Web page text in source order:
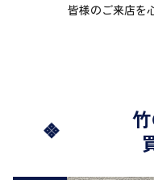
皆様のご来店を